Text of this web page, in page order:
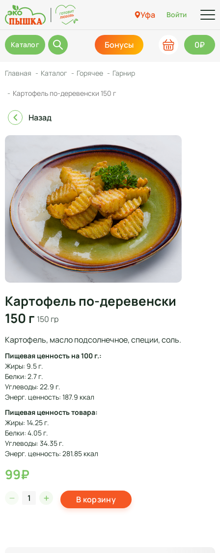
Уфа Войти
Каталог Бонусы 0₽
Главная Каталог Горячее Гарнир
Картофель по-деревенски 150 г
Назад
Картофель по-деревенски
150 г 150 гр
Картофель, масло подсолнечное, специи, соль.
Пищевая ценность на 100 г.:
Жиры: 9.5 г.
Белки: 2.7 г.
Углеводы: 22.9 г.
Энерг. ценность: 187.9 ккал
Пищевая ценность товара:
Жиры: 14.25 г.
Белки: 4.05 г.
Углеводы: 34.35 г.
Энерг. ценность: 281.85 ккал
99₽
В корзину